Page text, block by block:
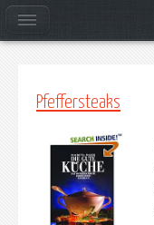
Pfeffersteaks